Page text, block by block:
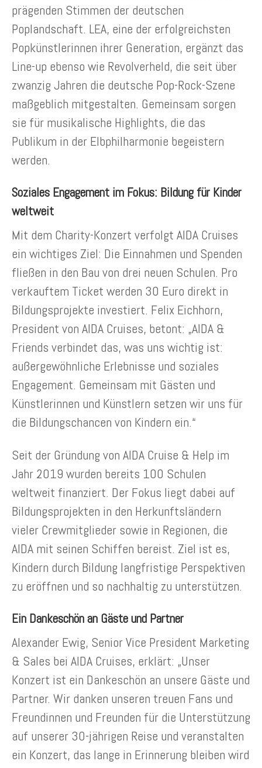
prägenden Stimmen der deutschen
Poplandschaft. LEA, eine der erfolgreichsten
Popkünstlerinnen ihrer Generation, ergänzt das
Line-up ebenso wie Revolverheld, die seit über
zwanzig Jahren die deutsche Pop-Rock-Szene
maßgeblich mitgestalten. Gemeinsam sorgen
sie für musikalische Highlights, die das
Publikum in der Elbphilharmonie begeistern
werden.
Soziales Engagement im Fokus: Bildung für Kinder
weltweit
Mit dem Charity-Konzert verfolgt AIDA Cruises
ein wichtiges Ziel: Die Einnahmen und Spenden
fließen in den Bau von drei neuen Schulen. Pro
verkauftem Ticket werden 30 Euro direkt in
Bildungsprojekte investiert. Felix Eichhorn,
President von AIDA Cruises, betont: „AIDA &
Friends verbindet das, was uns wichtig ist:
außergewöhnliche Erlebnisse und soziales
Engagement. Gemeinsam mit Gästen und
Künstlerinnen und Künstlern setzen wir uns für
die Bildungschancen von Kindern ein.“
Seit der Gründung von AIDA Cruise & Help im
Jahr 2019 wurden bereits 100 Schulen
weltweit finanziert. Der Fokus liegt dabei auf
Bildungsprojekten in den Herkunftsländern
vieler Crewmitglieder sowie in Regionen, die
AIDA mit seinen Schiffen bereist. Ziel ist es,
Kindern durch Bildung langfristige Perspektiven
zu eröffnen und so nachhaltig zu unterstützen.
Ein Dankeschön an Gäste und Partner
Alexander Ewig, Senior Vice President Marketing
& Sales bei AIDA Cruises, erklärt: „Unser
Konzert ist ein Dankeschön an unsere Gäste und
Partner. Wir danken unseren treuen Fans und
Freundinnen und Freunden für die Unterstützung
auf unserer 30-jährigen Reise und veranstalten
ein Konzert, das lange in Erinnerung bleiben wird